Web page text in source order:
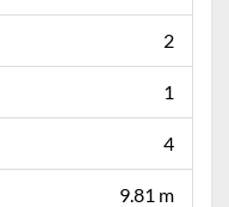
2
1
4
9.81 m